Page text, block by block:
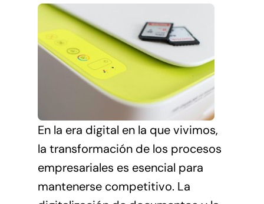
En la era digital en la que vivimos,
la transformación de los procesos
empresariales es esencial para
mantenerse competitivo. La